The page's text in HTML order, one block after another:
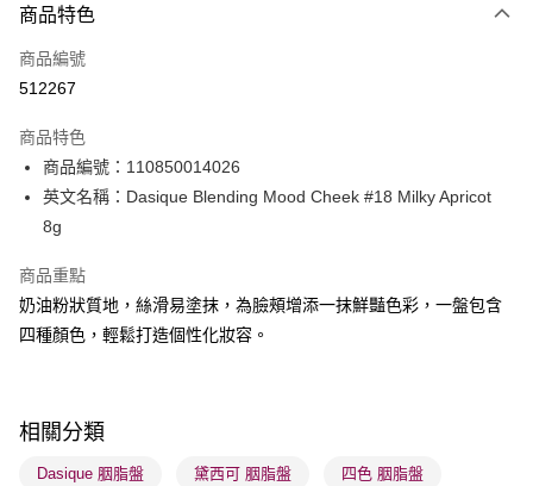
信用卡
Apple Pay
PayMe
WeChat Pay
送貨方式
順豐自助櫃 - 確認發貨後1-3個工作天送達
順豐站及營業點 - 確認發貨後1-3個工作天送達
商品特色
商品編號
512267
商品特色
商品編號：110850014026
英文名稱：Dasique Blending Mood Cheek #18 Milky Apricot
8g
商品重點
奶油粉狀質地，絲滑易塗抹，為臉頰增添一抹鮮豔色彩，一盤包含
四種顏色，輕鬆打造個性化妝容。
相關分類
Dasique 胭脂盤 黛西可 胭脂盤 四色 胭脂盤